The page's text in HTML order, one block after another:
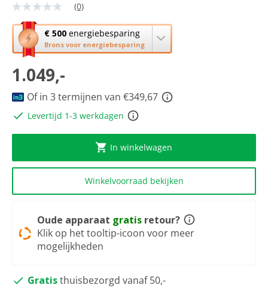
Geen
scorewaarde
Dezelfde
paginalink.
(0)
€ 500 energiebesparing
Brons voor energiebesparing
Met
deze
knop
opent
Youreko’s
tool
voor
energiebesparing.
1.049,-
Of in 3 termijnen van €349,67
Levertijd 1-3 werkdagen
In winkelwagen
Winkelvoorraad bekijken
Oude apparaat gratis retour?
Klik op het tooltip-icoon voor meer
mogelijkheden
Gratisthuisbezorgd vanaf 50,-